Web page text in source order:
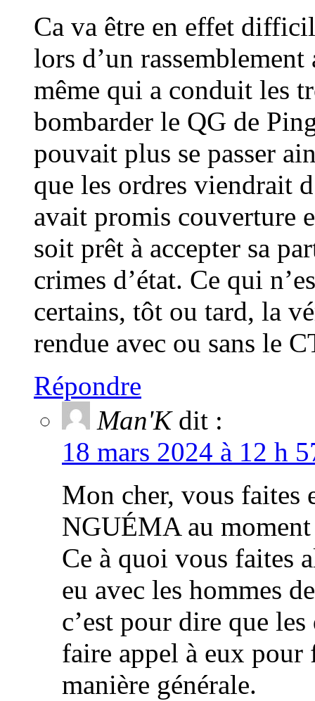
Ca va être en effet
lors d’un
même qui a conduit les
bombarder le QG de
pouvait plus se passer
que les ordres viendrait
avait promis couverture
soit prêt à accepter sa
crimes d’état. Ce qui
certains, tôt ou tard, la
rendue avec ou sans le
Répondre
Man'K dit :
18 mars 2024 à 12 h
Mon cher, vous faites
NGUÉMA au moment
Ce à quoi vous faites
eu avec les hommes
c’est pour dire que
faire appel à eux
manière générale.